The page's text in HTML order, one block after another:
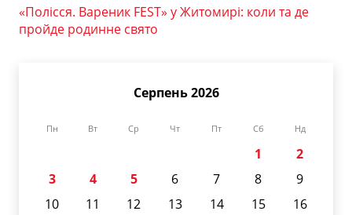
«Полісся. Вареник FEST» у Житомирі: коли та де
пройде родинне свято
Серпень 2026
Пн Вт Ср Чт Пт Сб Нд
1
2
3
4 5 6 7 8
9
10
11 12 13 14 15
16